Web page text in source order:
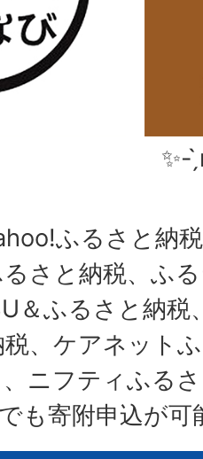
✨-
ふるさと納
さと納税、ふ
＆ふるさと納税
、ケアネット
ニフティふる
も寄附申込が可